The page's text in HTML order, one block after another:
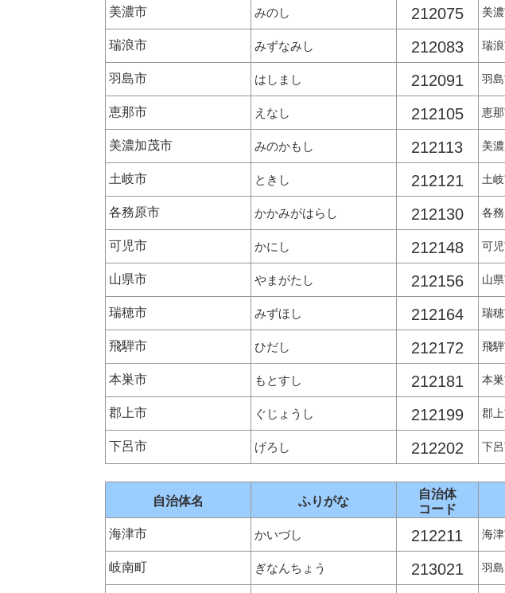
美濃市 みのし 212075 美
瑞浪市 みずなみし 212083 瑞
羽島市 はしまし 212091 羽
恵那市 えなし 212105 恵
美濃加茂市 みのかもし 212113 美
土岐市 ときし 212121 土
各務原市 かかみがはらし 212130 各
可児市 かにし 212148 可
山県市 やまがたし 212156 山
瑞穂市 みずほし 212164 瑞
飛騨市 ひだし 212172 飛
本巣市 もとすし 212181 本
郡上市 ぐじょうし 212199 郡
下呂市 げろし 212202 下
自治体名 ふりがな
自治体
コード
海津市 かいづし 212211 海
岐南町 ぎなんちょう 213021 羽